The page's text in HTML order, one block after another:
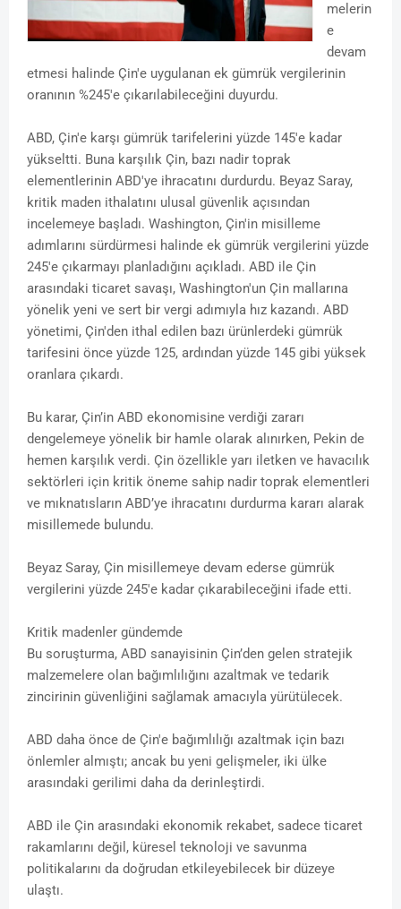
melerin
e
devam
etmesi halinde Çin'e uygulanan ek gümrük vergilerinin
oranının %245'e çıkarılabileceğini duyurdu.
ABD, Çin'e karşı gümrük tarifelerini yüzde 145'e kadar
yükseltti. Buna karşılık Çin, bazı nadir toprak
elementlerinin ABD'ye ihracatını durdurdu. Beyaz Saray,
kritik maden ithalatını ulusal güvenlik açısından
incelemeye başladı. Washington, Çin'in misilleme
adımlarını sürdürmesi halinde ek gümrük vergilerini yüzde
245'e çıkarmayı planladığını açıkladı. ABD ile Çin
arasındaki ticaret savaşı, Washington'un Çin mallarına
yönelik yeni ve sert bir vergi adımıyla hız kazandı. ABD
yönetimi, Çin'den ithal edilen bazı ürünlerdeki gümrük
tarifesini önce yüzde 125, ardından yüzde 145 gibi yüksek
oranlara çıkardı.
Bu karar, Çin’in ABD ekonomisine verdiği zararı
dengelemeye yönelik bir hamle olarak alınırken, Pekin de
hemen karşılık verdi. Çin özellikle yarı iletken ve havacılık
sektörleri için kritik öneme sahip nadir toprak elementleri
ve mıknatısların ABD’ye ihracatını durdurma kararı alarak
misillemede bulundu.
Beyaz Saray, Çin misillemeye devam ederse gümrük
vergilerini yüzde 245'e kadar çıkarabileceğini ifade etti.
Kritik madenler gündemde
Bu soruşturma, ABD sanayisinin Çin’den gelen stratejik
malzemelere olan bağımlılığını azaltmak ve tedarik
zincirinin güvenliğini sağlamak amacıyla yürütülecek.
ABD daha önce de Çin'e bağımlılığı azaltmak için bazı
önlemler almıştı; ancak bu yeni gelişmeler, iki ülke
arasındaki gerilimi daha da derinleştirdi.
ABD ile Çin arasındaki ekonomik rekabet, sadece ticaret
rakamlarını değil, küresel teknoloji ve savunma
politikalarını da doğrudan etkileyebilecek bir düzeye
ulaştı.